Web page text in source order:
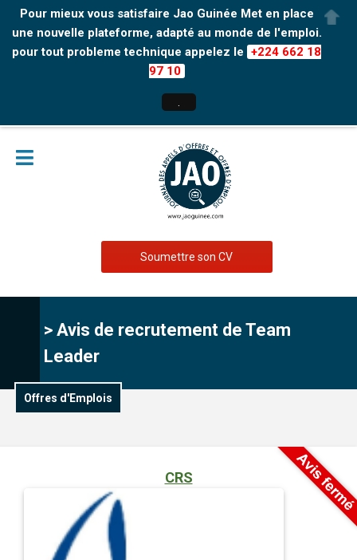
Pour mieux vous satisfaire Jao Guinée Met en place
une nouvelle plateforme, adapté au monde de l'emploi.
pour tout probleme technique appelez le +224 662 18
97 10
Soumettre son CV
> Avis de recrutement de Team
Leader
Offres d'Emplois
CRS